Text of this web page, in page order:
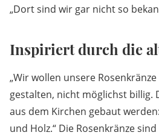
„Dort sind wir gar nicht so
Inspiriert durch die
„Wir wollen unsere
gestalten, nicht möglichst billig.
aus dem Kirchen gebaut
und Holz.“ Die Rosenkränze